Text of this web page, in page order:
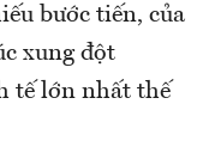
bước tiến, của
xung đột
tế lớn nhất thế